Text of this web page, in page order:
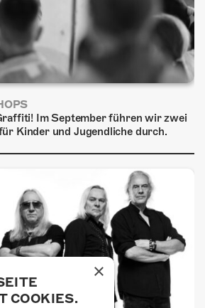
Im September führen wir zwei
Kinder und Jugendliche durch.
×
COOKIES.